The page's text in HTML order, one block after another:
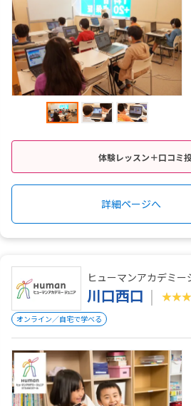
体験レッスン＋口コミ
詳細ページへ
ヒューマンアカデミ
川口西口
オンライン／自宅で学べる